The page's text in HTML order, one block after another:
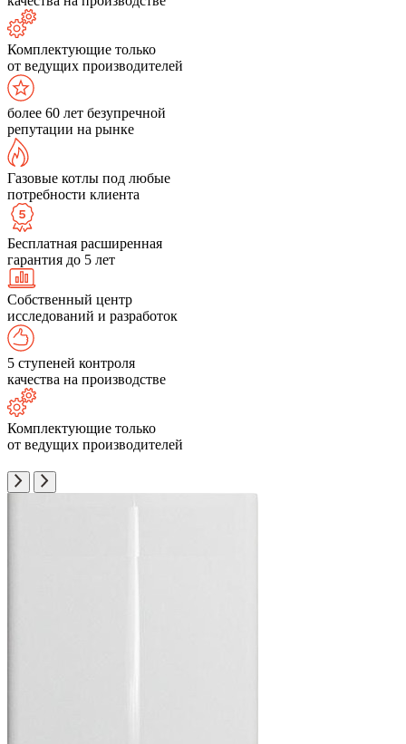
Комплектующие только
от ведущих производителей
более 60 лет безупречной
репутации на рынке
Газовые котлы под любые
потребности клиента
Бесплатная расширенная
гарантия до 5 лет
Собственный центр
исследований и разработок
5 ступеней контроля
качества на производстве
Комплектующие только
от ведущих производителей